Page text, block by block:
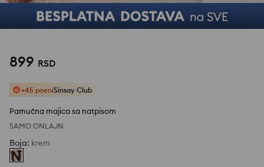
899 RSD
+45 poeniSinsay Club
Pamučna majica sa natpisom
SAMO ONLAJN
Boja: krem